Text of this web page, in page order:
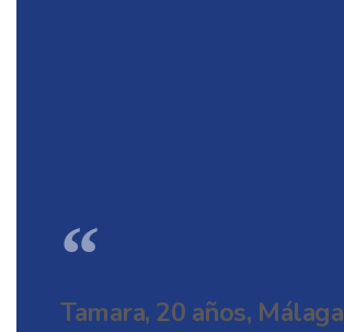
“
Tamara, 20 años, Málaga